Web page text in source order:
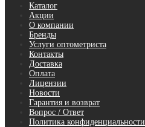
Каталог
Акции
О компании
Бренды
Услуги оптометриста
Контакты
Доставка
Оплата
Лицензии
Новости
Гарантия и возврат
Вопрос / Ответ
Политика конфиденциальности